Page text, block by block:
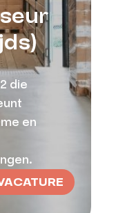
die
en